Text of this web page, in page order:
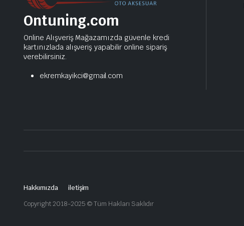
Ontuning.com
Online Alışveriş Mağazamızda güvenle kredi
kartınızlada alışveriş yapabilir online sipariş
verebilirsiniz.
ekremkayikci@gmail.com
Hakkımızda
iletişim
Copyright 2018-2025 © Tüm Hakları Saklıdır